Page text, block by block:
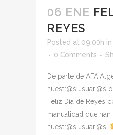
06 ENE
REYES
Posted at 09:00h in
0 Comments
De parte de AFA
nuestr@s usuari@s
Feliz Día de Reyes
manualidad que han
nuestr@s usuari@s!